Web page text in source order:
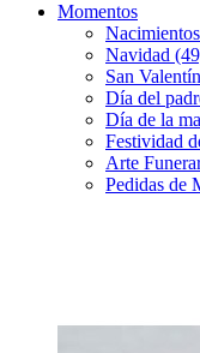
Momentos
Navidad
San
Día del
Día de la
Festividad
Arte
Pedidas de